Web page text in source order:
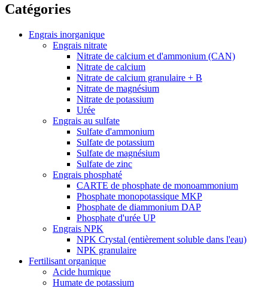
Catégories
Engrais inorganique
Engrais nitrate
Nitrate de calcium et d'ammonium (CAN)
Nitrate de calcium
Nitrate de calcium granulaire + B
Nitrate de magnésium
Nitrate de potassium
Urée
Engrais au sulfate
Sulfate d'ammonium
Sulfate de potassium
Sulfate de magnésium
Sulfate de zinc
Engrais phosphaté
CARTE de phosphate de monoammonium
Phosphate monopotassique MKP
Phosphate de diammonium DAP
Phosphate d'urée UP
Engrais NPK
NPK Crystal (entièrement soluble dans l'eau)
NPK granulaire
Fertilisant organique
Acide humique
Humate de potassium